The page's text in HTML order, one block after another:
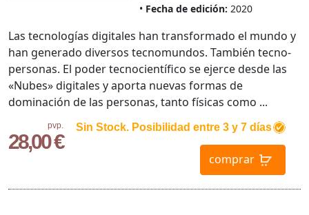
Fecha de edición: 2020
pvp.
28,00 €
Sin Stock. Posibilidad entre 3 y 7 días
comprar
Las tecnologías digitales han transformado el mundo y
han generado diversos tecnomundos. También tecno-
personas. El poder tecnocientífico se ejerce desde las
«Nubes» digitales y aporta nuevas formas de
dominación de las personas, tanto físicas como ...